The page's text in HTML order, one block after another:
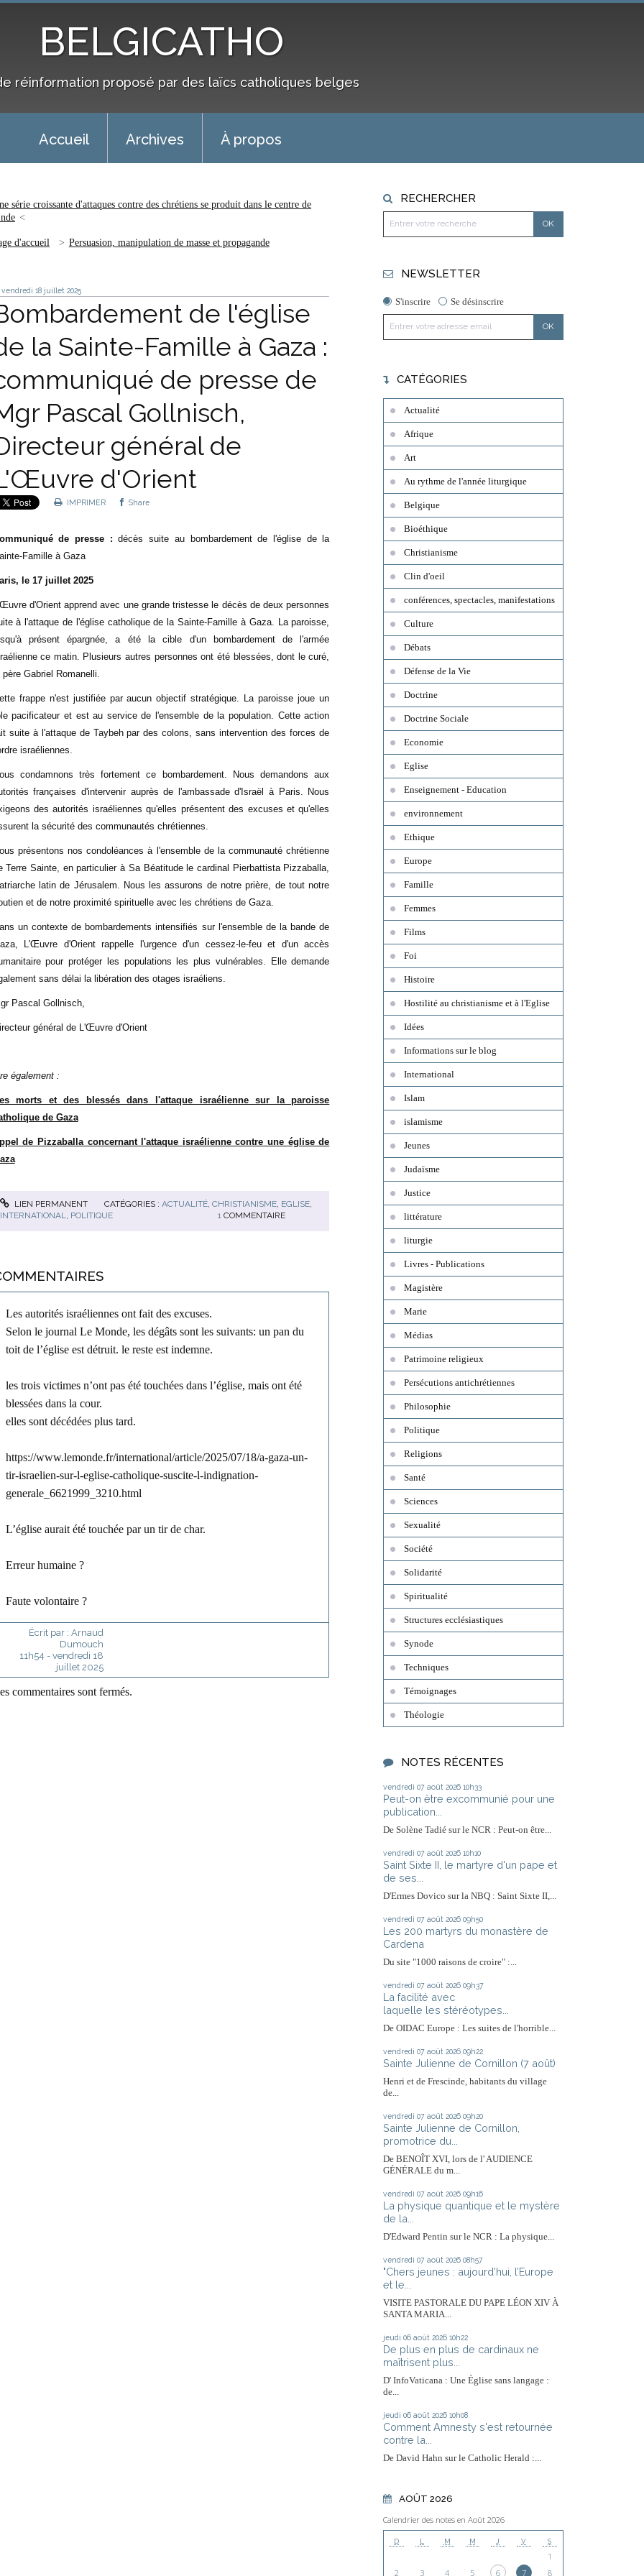
BELGICATHO
réinformation proposé par des laïcs catholiques belges
Accueil Archives À propos
série croissante d'attaques contre des chrétiens se produit dans le centre de
d'accueil Persuasion, manipulation de masse et propagande
vendredi 18 juillet 2025
de l'église
la Sainte-Famille à Gaza :
de presse de
Pascal Gollnisch,
général de
d'Orient
IMPRIMER Share
de presse : décès suite au bombardement de l'église de la
Famille à Gaza
le 17 juillet 2025
d'Orient apprend avec une grande tristesse le décès de deux personnes
à l'attaque de l'église catholique de la Sainte-Famille à Gaza. La paroisse,
présent épargnée, a été la cible d'un bombardement de l'armée
ce matin. Plusieurs autres personnes ont été blessées, dont le curé,
père Gabriel Romanelli.
frappe n'est justifiée par aucun objectif stratégique. La paroisse joue un
pacificateur et est au service de l'ensemble de la population. Cette action
suite à l'attaque de Taybeh par des colons, sans intervention des forces de
israéliennes.
condamnons très fortement ce bombardement. Nous demandons aux
françaises d'intervenir auprès de l'ambassade d'Israël à Paris. Nous
des autorités israéliennes qu'elles présentent des excuses et qu'elles
la sécurité des communautés chrétiennes.
présentons nos condoléances à l'ensemble de la communauté chrétienne
Terre Sainte, en particulier à Sa Béatitude le cardinal Pierbattista Pizzaballa,
latin de Jérusalem. Nous les assurons de notre prière, de tout notre
et de notre proximité spirituelle avec les chrétiens de Gaza.
un contexte de bombardements intensifiés sur l'ensemble de la bande de
L'Œuvre d'Orient rappelle l'urgence d'un cessez-le-feu et d'un accès
pour protéger les populations les plus vulnérables. Elle demande
sans délai la libération des otages israéliens.
Pascal Gollnisch,
général de L'Œuvre d'Orient
également :
morts et des blessés dans l'attaque israélienne sur la paroisse
de Gaza
de Pizzaballa concernant l'attaque israélienne contre une église de
LIEN PERMANENT CATÉGORIES :ACTUALITÉ ,CHRISTIANISME EGLISE
INTERNATIONAL
POLITIQUE 1 COMMENTAIRE
Les autorités israéliennes ont fait des excuses.
Selon le journal Le Monde, les dégâts sont les suivants: un pan du
toit de l’église est détruit. le reste est indemne.
les trois victimes n’ont pas été touchées dans l’église, mais ont été
blessées dans la cour.
elles sont décédées plus tard.
https://www.lemonde.fr/international/article/2025/07/18/a-gaza-un-
tir-israelien-sur-l-eglise-catholique-suscite-l-indignation-
generale_6621999_3210.html
L’église aurait été touchée par un tir de char.
Erreur humaine ?
Faute volontaire ?
Écrit par : Arnaud
Dumouch
11h54 - vendredi 18
juillet 2025
commentaires sont fermés.
RECHERCHER
NEWSLETTER
S'inscrire Se désinscrire
CATÉGORIES
Actualité
Afrique
Art
Au rythme de l'année liturgique
Belgique
Bioéthique
Christianisme
Clin d'oeil
conférences, spectacles, manifestations
Culture
Débats
Défense de la Vie
Doctrine
Doctrine Sociale
Economie
Eglise
Enseignement - Education
environnement
Ethique
Europe
Famille
Femmes
Films
Foi
Histoire
Hostilité au christianisme et à l'Eglise
Idées
Informations sur le blog
International
Islam
islamisme
Jeunes
Judaïsme
Justice
littérature
liturgie
Livres - Publications
Magistère
Marie
Médias
Patrimoine religieux
Persécutions antichrétiennes
Philosophie
Politique
Religions
Santé
Sciences
Sexualité
Société
Solidarité
Spiritualité
Structures ecclésiastiques
Synode
Techniques
Témoignages
Théologie
NOTES RÉCENTES
vendredi 07 août 2026 10h33
Peut-on être excommunié pour une
publication...
De Solène Tadié sur le NCR : Peut-on être...
vendredi 07 août 2026 10h10
Saint Sixte II, le martyre d'un pape et
de ses...
D'Ermes Dovico sur la NBQ : Saint Sixte II,...
vendredi 07 août 2026 09h50
Les 200 martyrs du monastère de
Cardena
Du site "1000 raisons de croire" :...
vendredi 07 août 2026 09h37
La facilité avec
laquelle les stéréotypes...
De OIDAC Europe : Les suites de l'horrible...
vendredi 07 août 2026 09h22
Sainte Julienne de Cornillon (7 août)
Henri et de Frescinde, habitants du village
de...
vendredi 07 août 2026 09h20
Sainte Julienne de Cornillon,
promotrice du...
De BENOÎT XVI, lors de l' AUDIENCE
GÉNÉRALE du m...
vendredi 07 août 2026 09h16
La physique quantique et le mystère
de la...
D'Edward Pentin sur le NCR : La physique...
vendredi 07 août 2026 08h57
"Chers jeunes : aujourd’hui, l’Europe
et le...
VISITE PASTORALE DU PAPE LÉON XIV À
SANTA MARIA...
jeudi 06 août 2026 10h22
De plus en plus de cardinaux ne
maîtrisent plus...
D' InfoVaticana : Une Église sans langage :
de...
jeudi 06 août 2026 10h08
Comment Amnesty s'est retournée
contre la...
De David Hahn sur le Catholic Herald :...
AOÛT 2026
Calendrier des notes en Août 2026
D L M M J V S
1
2
3 4 5 6 7 8